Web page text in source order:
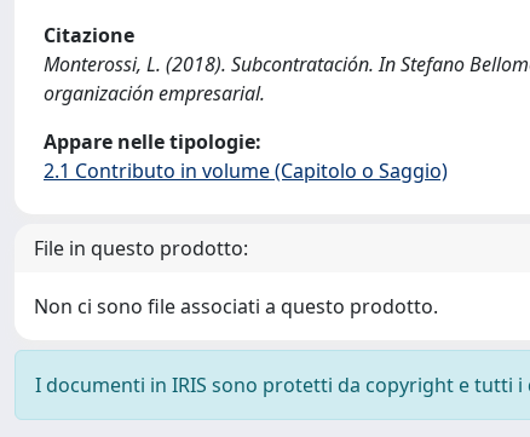
Citazione
Monterossi, L. (2018). Subcontratación. In Stefano
organización empresarial.
Appare nelle tipologie:
2.1 Contributo in volume (Capitolo o Saggio)
File in questo prodotto:
Non ci sono file associati a questo prodotto.
I documenti in IRIS sono protetti da copyright e tutti